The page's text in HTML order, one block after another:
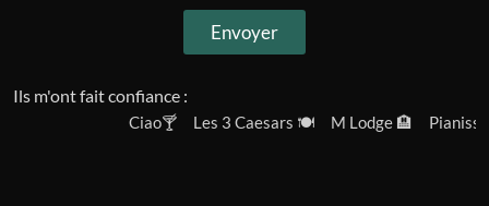
Envoyer
Ils m'ont fait confiance :
Ciao🍸 Les 3 Caesars 🍽️ M Lodge 🏨 Pianissimo